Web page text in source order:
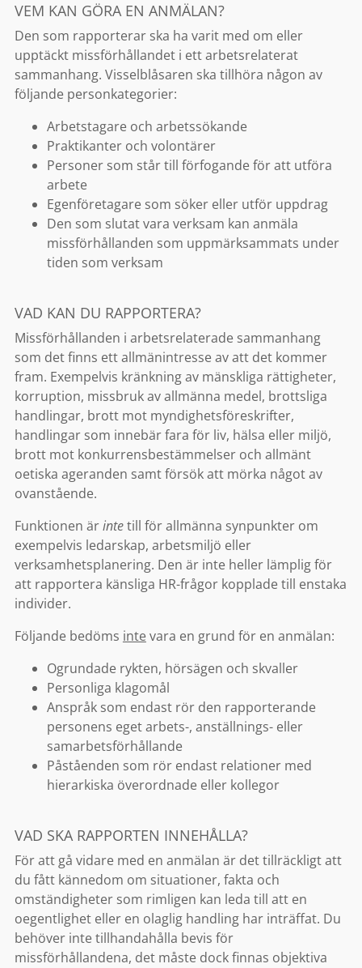
VEM KAN GÖRA EN ANMÄLAN?
Den som rapporterar ska ha varit med om eller
upptäckt missförhållandet i ett arbetsrelaterat
sammanhang. Visselblåsaren ska tillhöra någon av
följande personkategorier:
Arbetstagare och arbetssökande
Praktikanter och volontärer
Personer som står till förfogande för att utföra
arbete
Egenföretagare som söker eller utför uppdrag
Den som slutat vara verksam kan anmäla
missförhållanden som uppmärksammats under
tiden som verksam
VAD KAN DU RAPPORTERA?
Missförhållanden i arbetsrelaterade sammanhang
som det finns ett allmänintresse av att det kommer
fram. Exempelvis kränkning av mänskliga rättigheter,
korruption, missbruk av allmänna medel, brottsliga
handlingar, brott mot myndighetsföreskrifter,
handlingar som innebär fara för liv, hälsa eller miljö,
brott mot konkurrensbestämmelser och allmänt
oetiska ageranden samt försök att mörka något av
ovanstående.
Funktionen ärintetill för allmänna synpunkter om
exempelvis ledarskap, arbetsmiljö eller
verksamhetsplanering. Den är inte heller lämplig för
att rapportera känsliga HR-frågor kopplade till enstaka
individer.
Följande bedöms inte vara en grund för en anmälan:
Ogrundade rykten, hörsägen och skvaller
Personliga klagomål
Anspråk som endast rör den rapporterande
personens eget arbets-, anställnings- eller
samarbetsförhållande
Påståenden som rör endast relationer med
hierarkiska överordnade eller kollegor
VAD SKA RAPPORTEN INNEHÅLLA?
För att gå vidare med en anmälan är det tillräckligt att
du fått kännedom om situationer, fakta och
omständigheter som rimligen kan leda till att en
oegentlighet eller en olaglig handling har inträffat. Du
behöver inte tillhandahålla bevis för
missförhållandena, det måste dock finnas objektiva